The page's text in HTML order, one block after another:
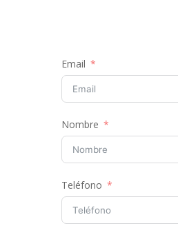
Email
Nombre
Teléfono